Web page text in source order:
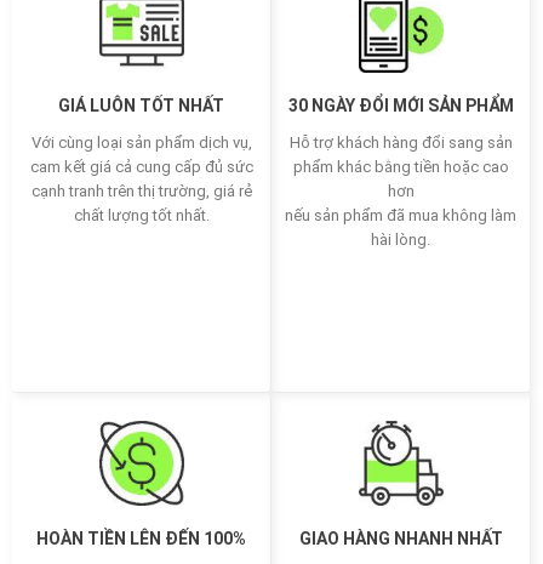
GIÁ LUÔN TỐT NHẤT
Với cùng loại sản phẩm dịch vụ,
cam kết giá cả cung cấp đủ sức
cạnh tranh trên thị trường, giá rẻ
chất lượng tốt nhất.
30 NGÀY ĐỔI MỚI SẢN PHẨM
Hỗ trợ khách hàng đổi sang sản
phẩm khác bằng tiền hoặc cao
hơn
nếu sản phẩm đã mua không làm
hài lòng.
HOÀN TIỀN LÊN ĐẾN 100% GIAO HÀNG NHANH NHẤT